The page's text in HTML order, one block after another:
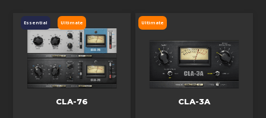
Ultimate
Essential
CLA-76
Ultimate
CLA-3A